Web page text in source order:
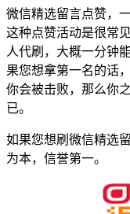
微信精选留言点赞，
这种点赞活动是很常
人代刷，大概一分钟
果您想拿第一名的话
你会被击败，那么你
已。
如果您想刷微信精选
为本，信誉第一。